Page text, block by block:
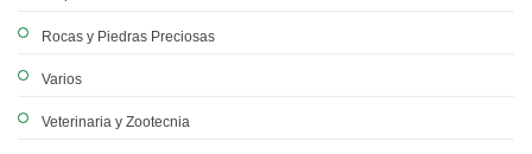
Rocas y Piedras Preciosas
Varios
Veterinaria y Zootecnia